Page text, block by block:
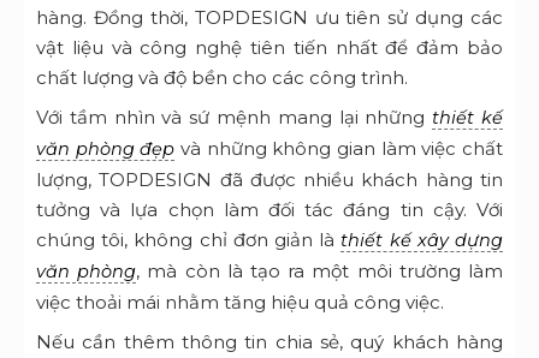
hàng. Đồng thời, TOPDESIGN ưu tiên sử dụng các
vật liệu và công nghệ tiên tiến nhất để đảm bảo
chất lượng và độ bền cho các công trình.
Với tầm nhìn và sứ mệnh mang lại những thiết kế
văn phòng đẹp và những không gian làm việc chất
lượng, TOPDESIGN đã được nhiều khách hàng tin
tưởng và lựa chọn làm đối tác đáng tin cậy. Với
chúng tôi, không chỉ đơn giản là thiết kế xây dựng
văn phòng, mà còn là tạo ra một môi trường làm
việc thoải mái nhằm tăng hiệu quả công việc.
Nếu cần thêm thông tin chia sẻ, quý khách hàng